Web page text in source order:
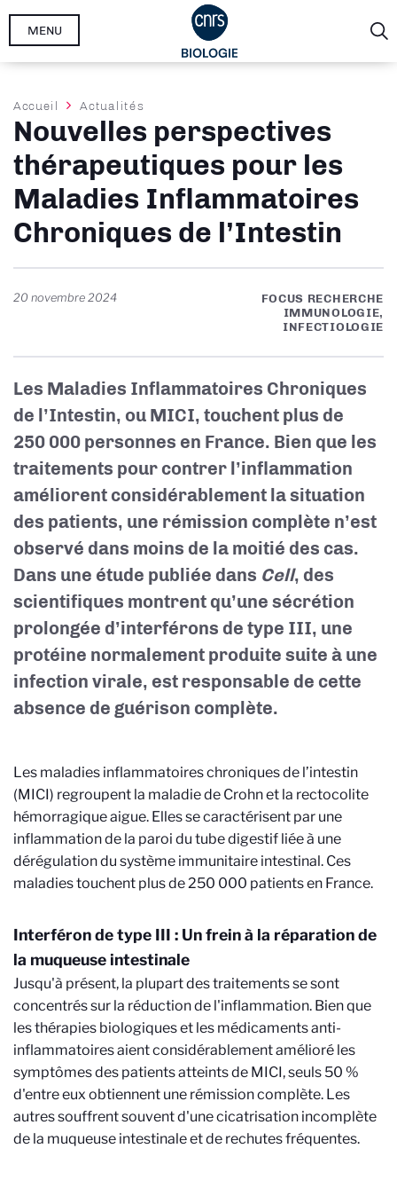
Aller
MENU
Fil
d'Ariane
Accueil Actualités
Nouvelles perspectives
thérapeutiques pour les
Maladies Inflammatoires
Chroniques de l’Intestin
20 novembre 2024
FOCUS RECHERCHE
IMMUNOLOGIE,
INFECTIOLOGIE
Les Maladies Inflammatoires Chroniques
de l’Intestin, ou MICI, touchent plus de
250 000 personnes en France. Bien que les
traitements pour contrer l’inflammation
améliorent considérablement la situation
des patients, une rémission complète n’est
observé dans moins de la moitié des cas.
Dans une étude publiée dans Cell, des
scientifiques montrent qu’une sécrétion
prolongée d’interférons de type III, une
protéine normalement produite suite à une
infection virale, est responsable de cette
absence de guérison complète.
Les maladies inflammatoires chroniques de l’intestin
(MICI) regroupent la maladie de Crohn et la rectocolite
hémorragique aigue. Elles se caractérisent par une
inflammation de la paroi du tube digestif liée à une
dérégulation du système immunitaire intestinal. Ces
maladies touchent plus de 250 000 patients en France.
Interféron de type III : Un frein à la réparation de
la muqueuse intestinale
Jusqu'à présent, la plupart des traitements se sont
concentrés sur la réduction de l'inflammation. Bien que
les thérapies biologiques et les médicaments anti-
inflammatoires aient considérablement amélioré les
symptômes des patients atteints de MICI, seuls 50 %
d'entre eux obtiennent une rémission complète. Les
autres souffrent souvent d'une cicatrisation incomplète
de la muqueuse intestinale et de rechutes fréquentes.